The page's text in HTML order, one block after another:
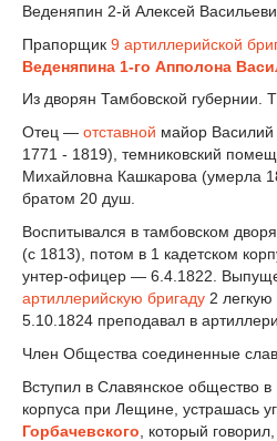
Веденяпин 2-й Алексей
Прапорщик 9 артиллерийской
Веденяпина 1-го Апполона
Из дворян Тамбовской губернии.
Отец — отставной майор
1771 - 1819), темниковский
Михайловна Кашкарова (умерла
братом 20 душ.
Воспитывался в тамбовском
(с 1813), потом в 1 кадетском
унтер-офицер — 6.4.1822.
артиллерийскую бригаду 2
5.10.1824 преподавал в
Член Общества соединенные
Вступил в Славянское общество
корпуса при Лещине, устрашась
Горбачевского , который